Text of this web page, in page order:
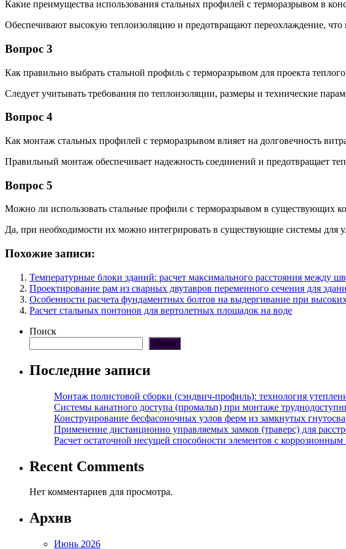
Какие преимущества использования стальных профилей с терморазрывом в
Обеспечивают высокую теплоизоляцию и предотвращают переохлаждение,
Вопрос 3
Как правильно выбрать стальной профиль с терморазрывом для проекта
Следует учитывать требования по теплоизоляции, размеры и технические
Вопрос 4
Как монтаж стальных профилей с терморазрывом влияет на долговечность
Правильный монтаж обеспечивает надежность соединений и предотвращает
Вопрос 5
Можно ли использовать стальные профили с терморазрывом в существующих
Да, при необходимости их можно интегрировать в существующие системы для
Похожие записи:
Температурные блоки зданий: расчет максимального расстояния между
Проектирование рам из сварных двутавров переменного сечения для
Особенности расчета фундаментных болтов на выдергивание при
Расчет стальных понтонов для вертолетных площадок на воде
Поиск
Поиск
Последние записи
Монтаж полистовой сборки (сэндвич-профиль): технология
Системы канатного доступа (промальп) при монтаже
Конструирование бесфасоночных узлов ферм из замкнутых
Применение дистанционно управляемых замков (траверс) для
Расчет остаточной несущей способности элементов с коррозионным
Recent Comments
Нет комментариев для просмотра.
Архив
Июнь 2026